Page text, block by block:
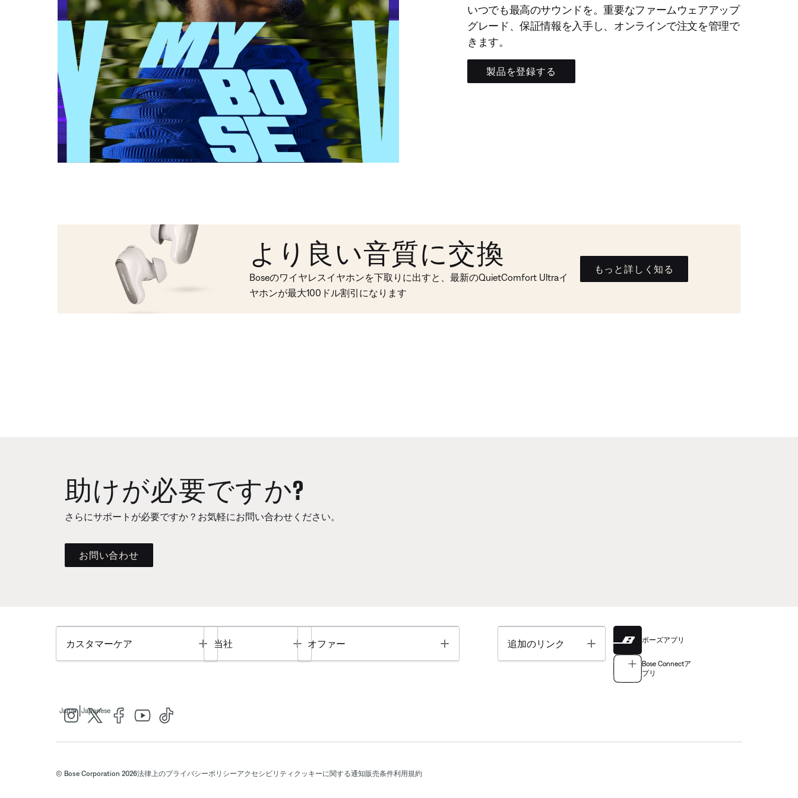
いつでも最高のサウンドを。重要なファームウェアアップ
グレード、保証情報を入手し、オンラインで注文を管理で
きます。
製品を登録する
より良い音質に交換
Boseのワイヤレスイヤホンを下取りに出すと、最新のQuietComfort Ultraイ
ヤホンが最大100ドル割引になります
もっと詳しく知る
助けが必要ですか?
さらにサポートが必要ですか？お気軽にお問い合わせください。
お問い合わせ
カスタマーケア Toggle
当社 Toggle
オファー Toggle 追加のリンク Toggle ボーズアプリ
Bose Connectア
プリ
Japan Japanese
© Bose Corporation 2026法律上のプライバシーポリシーアクセシビリティ クッキーに関する通知販売条件利用規約